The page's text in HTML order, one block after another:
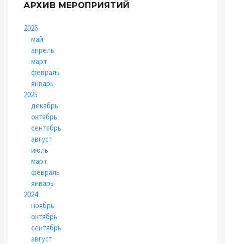
АРХИВ МЕРОПРИЯТИЙ
2026
май
апрель
март
февраль
январь
2025
декабрь
октябрь
сентябрь
август
июль
март
февраль
январь
2024
ноябрь
октябрь
сентябрь
август